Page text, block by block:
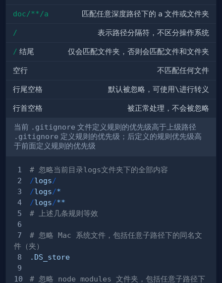
doc/**/a 匹配任意深度路径下的 a 文件或文件夹
/ 表示路径分隔符，不区分操作系统
/ 结尾 仅会匹配文件夹，否则会匹配文件和文件夹
空行 不匹配任何文件
行尾空格 默认被忽略，可使用\进行转义
行首空格 被正常处理，不会被忽略
当前 .gitignore 文件定义规则的优先级高于上级路径
.gitignore 定义规则的优先级；后定义的规则优先级高
于前面定义规则的优先级
# 忽略当前目录logs文件夹下的全部内容
/logs/
/logs/*
/logs/**
# 上述几条规则等效
# 忽略 Mac 系统文件，包括任意子路径下的同名文
件（夹）
.DS_store
# 忽略 node_modules 文件夹，包括任意子路径下